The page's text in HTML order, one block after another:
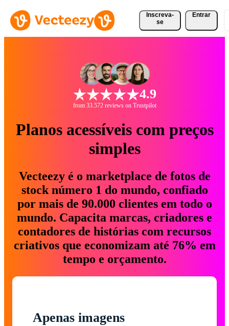
Inscreva-
se
Entrar
4.9
from 33.572 reviews on Trustpilot
Planos acessíveis com preços
simples
Vecteezy é o marketplace de fotos de
stock número 1 do mundo, confiado
por mais de 90.000 clientes em todo o
mundo. Capacita marcas, criadores e
contadores de histórias com recursos
criativos que economizam até 76% em
tempo e orçamento.
Apenas imagens